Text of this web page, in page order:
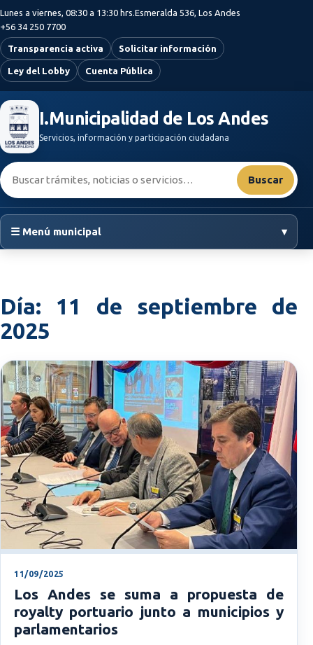
Saltar al contenido principal
Lunes a viernes, 08:30 a 13:30 hrs.Esmeralda 536, Los Andes
+56 34 250 7700
Transparencia activa Solicitar información
Ley del Lobby Cuenta Pública
I.Municipalidad de Los Andes
Servicios, información y participación ciudadana
Buscar:
Buscar
☰ Menú municipal ▾
Día: 11 de septiembre de
2025
11/09/2025
Los Andes se suma a propuesta de
royalty portuario junto a municipios y
parlamentarios